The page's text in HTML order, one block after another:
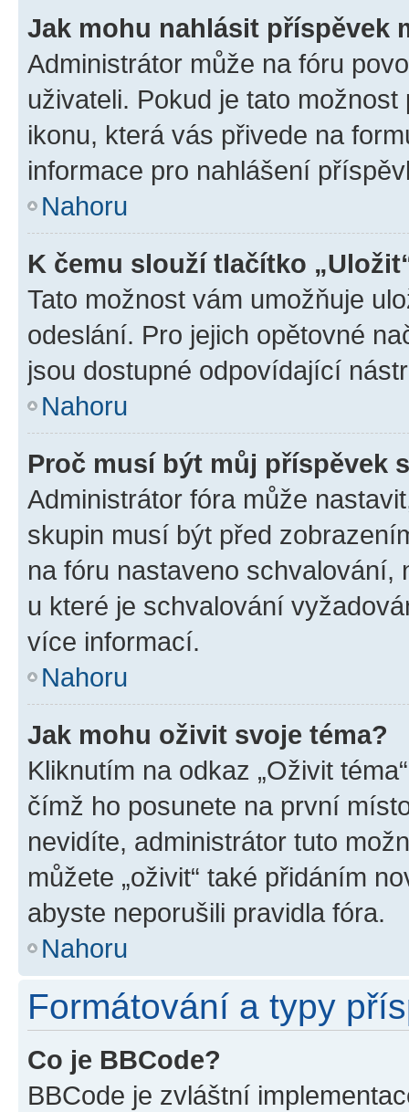
Jak mohu nahlásit příspěvek
Administrátor může na fóru
uživateli. Pokud je tato
ikonu, která vás přivede na
informace pro nahlášení
Nahoru
K čemu slouží tlačítko
Tato možnost vám umožňuje
odeslání. Pro jejich opětovné
jsou dostupné odpovídající
Nahoru
Proč musí být můj příspěvek
Administrátor fóra může
skupin musí být před
na fóru nastaveno schvalování,
u které je schvalování
více informací.
Nahoru
Jak mohu oživit svoje téma?
Kliknutím na odkaz „Oživit
čímž ho posunete na první
nevidíte, administrátor tuto
můžete „oživit“ také přidáním
abyste neporušili pravidla fóra.
Nahoru
Formátování a typy
Co je BBCode?
BBCode je zvláštní